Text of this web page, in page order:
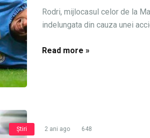
Rodri, mijlocasul celor de la
indelungata din cauza unei
Read more »
Știri 2 ani ago 648